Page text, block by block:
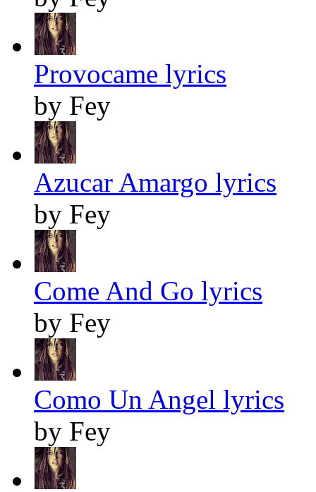
Provocame lyrics
by Fey
Azucar Amargo lyrics
by Fey
Come And Go lyrics
by Fey
Como Un Angel lyrics
by Fey